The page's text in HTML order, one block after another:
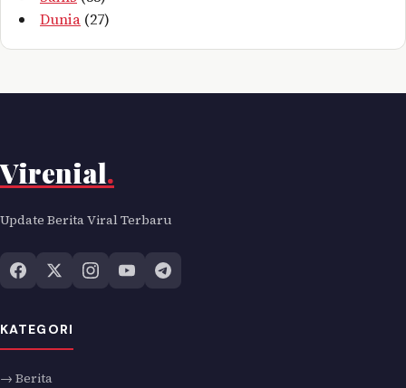
Dunia (27)
Virenial.
Update Berita Viral Terbaru
KATEGORI
→ Berita